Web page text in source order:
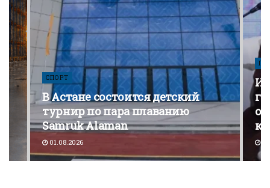
СПОРТ
В Астане состоится детский
турнир по пара плаванию
Samruk Alaman
01.08.2026